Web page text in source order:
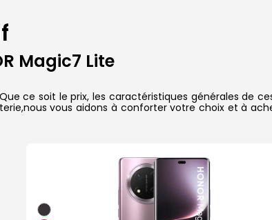
Magic7 Lite
ce soit le prix, les caractéristiques générales de
vous aidons à conforter votre choix et à